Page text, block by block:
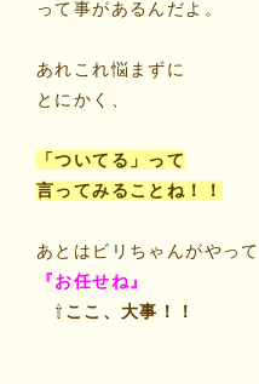
って事があるんだよ。
あれこれ悩まずに
とにかく、
「ついてる」って
言ってみることね！！
あとはビリちゃんがやって
『お任せね』
⇧ ここ、大事！！